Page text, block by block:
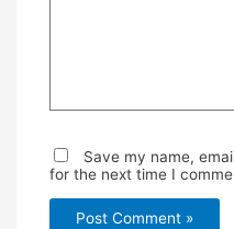
Save my name,
for the next time I